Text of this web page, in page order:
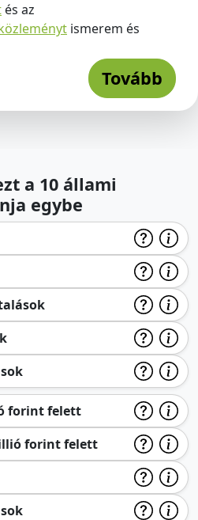
és az
ismerem és
Tovább
a 10 állami
egybe
forint felett
forint felett